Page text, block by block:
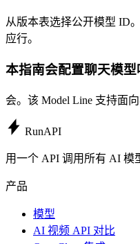
从版本表选择公开模型 ID
应行。
本指南会配置聊天模型
会。该 Model Line 支持面
RunAPI
用一个 API 调用所有 AI
产品
模型
AI 视频 API 对比